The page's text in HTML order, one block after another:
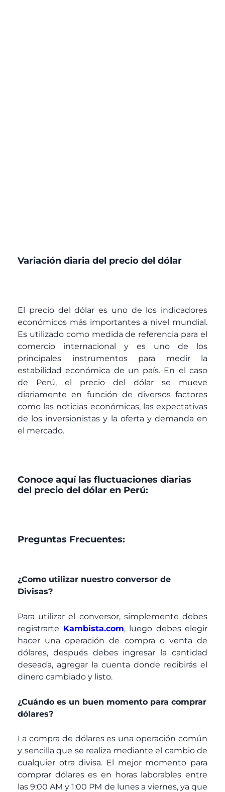
Variación diaria del precio del dólar
El precio del dólar es uno de los indicadores
económicos más importantes a nivel mundial.
Es utilizado como medida de referencia para el
comercio internacional y es uno de los
principales instrumentos para medir la
estabilidad económica de un país. En el caso
de Perú, el precio del dólar se mueve
diariamente en función de diversos factores
como las noticias económicas, las expectativas
de los inversionistas y la oferta y demanda en
el mercado.
Conoce aquí las fluctuaciones diarias
del precio del dólar en Perú:
Preguntas Frecuentes:
¿Como utilizar nuestro conversor de
Divisas?
Para utilizar el conversor, simplemente debes
registrarte Kambista.com, luego debes elegir
hacer una operación de compra o venta de
dólares, después debes ingresar la cantidad
deseada, agregar la cuenta donde recibirás el
dinero cambiado y listo.
¿Cuándo es un buen momento para comprar
dólares?
La compra de dólares es una operación común
y sencilla que se realiza mediante el cambio de
cualquier otra divisa. El mejor momento para
comprar dólares es en horas laborables entre
las 9:00 AM y 1:00 PM de lunes a viernes, ya que